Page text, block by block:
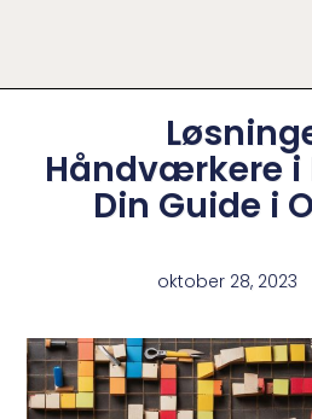
Håndværkere i
Din Guide i
oktober 28, 2023